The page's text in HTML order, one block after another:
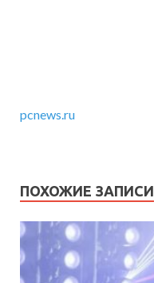
pcnews.ru
ПОХОЖИЕ ЗАПИСИ